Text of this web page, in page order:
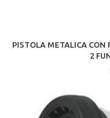
PISTOLA METALICA CON
2